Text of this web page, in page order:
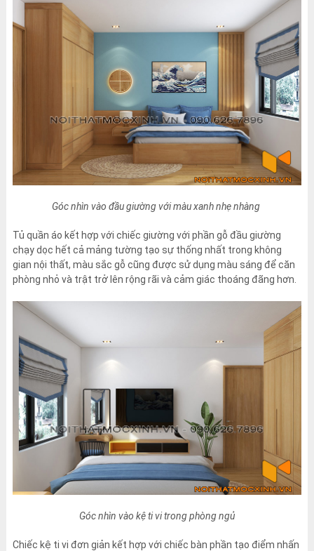
Góc nhìn vào đầu giường với màu xanh nhẹ nhàng
Tủ quần áo kết hợp với chiếc giường với phần gỗ đầu giường
chạy dọc hết cả mảng tường tạo sự thống nhất trong không
gian nội thất, màu sắc gỗ cũng được sử dụng màu sáng để căn
phòng nhỏ và trật trở lên rộng rãi và cảm giác thoáng đãng hơn.
Góc nhìn vào kệ ti vi trong phòng ngủ
Chiếc kệ ti vi đơn giản kết hợp với chiếc bàn phần tạo điểm nhấn